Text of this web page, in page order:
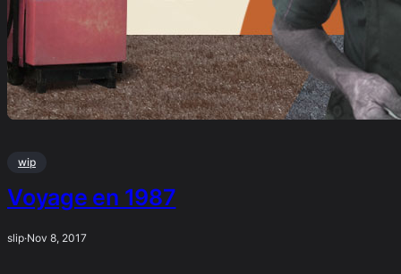
wip
Voyage en 1987
slip·Nov 8, 2017